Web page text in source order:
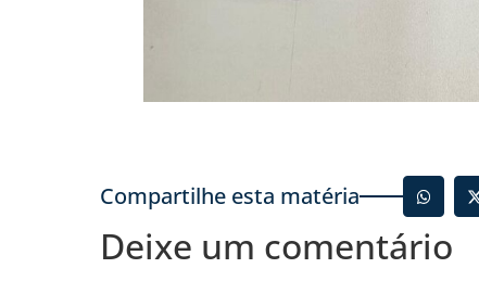
Compartilhe esta matéria
Deixe um comentário